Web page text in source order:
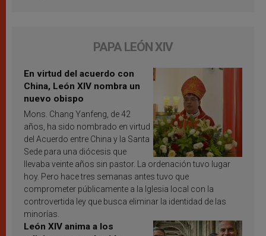
PAPA LEÓN XIV
En virtud del acuerdo con
China, León XIV nombra un
nuevo obispo
Mons. Chang Yanfeng, de 42
años, ha sido nombrado en virtud
del Acuerdo entre China y la Santa
Sede para una diócesis que
llevaba veinte años sin pastor. La ordenación tuvo lugar
hoy. Pero hace tres semanas antes tuvo que
comprometer públicamente a la Iglesia local con la
controvertida ley que busca eliminar la identidad de las
minorías.
León XIV anima a los